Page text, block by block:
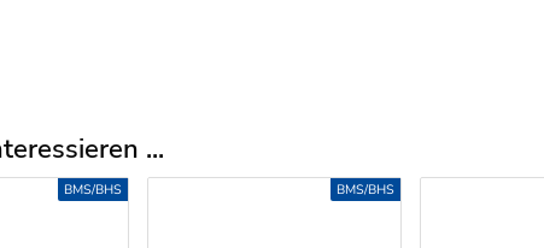
...
BMS/BHS BMS/BHS